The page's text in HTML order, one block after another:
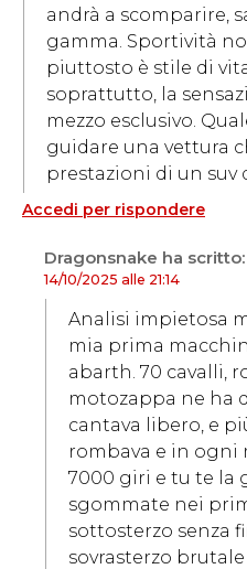
andrà a scomparire,
gamma. Sportività
piuttosto è stile di
soprattutto, la
mezzo esclusivo.
guidare una vettura
prestazioni di un suv
Accedi per rispondere
Dragonsnake ha scritto:
14/10/2025 alle 21:14
Analisi impietosa
mia prima
abarth. 70 cavalli,
motozappa ne ha
cantava libero, e
rombava e in ogni
7000 giri e tu te la
sgommate nei
sottosterzo senza
sovrasterzo